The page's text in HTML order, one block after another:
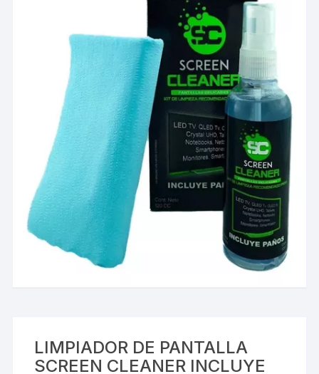
LIMPIADOR DE PANTALLA
SCREEN CLEANER INCLUYE